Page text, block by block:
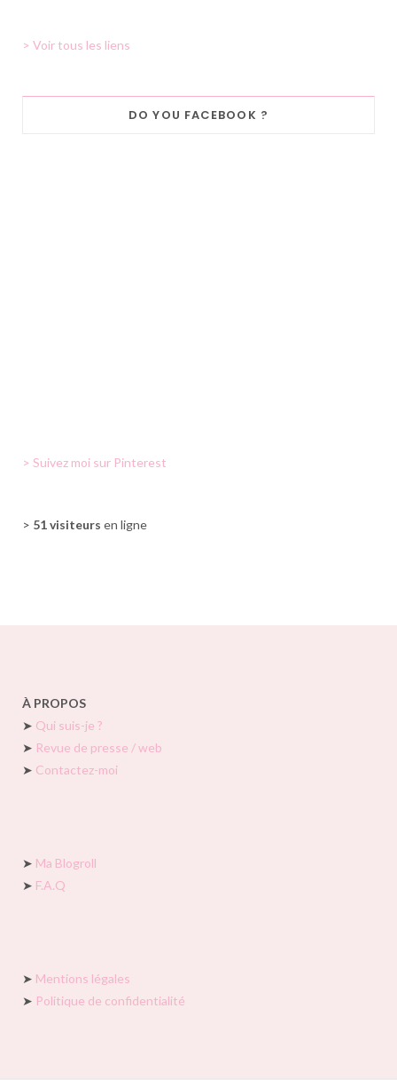
> Voir tous les liens
DO YOU FACEBOOK ?
> Suivez moi sur Pinterest
> 51 visiteurs en ligne
À PROPOS
➤ Qui suis-je ?
➤ Revue de presse / web
➤ Contactez-moi
➤ Ma Blogroll
➤ F.A.Q
➤ Mentions légales
➤ Politique de confidentialité